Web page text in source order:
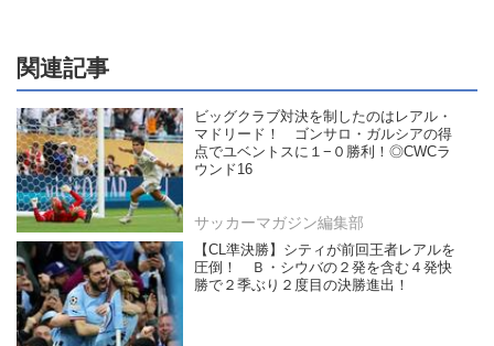
関連記事
ビッグクラブ対決を制したのはレアル・
マドリード！ ゴンサロ・ガルシアの得
点でユベントスに１−０勝利！◎CWCラ
ウンド16
サッカーマガジン編集部
【CL準決勝】シティが前回王者レアルを
圧倒！ Ｂ・シウバの２発を含む４発快
勝で２季ぶり２度目の決勝進出！